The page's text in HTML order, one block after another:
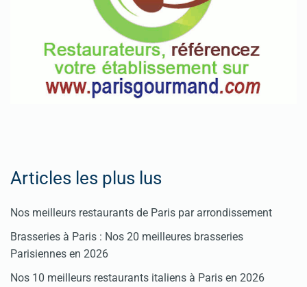
Articles les plus lus
Nos meilleurs restaurants de Paris par arrondissement
Brasseries à Paris : Nos 20 meilleures brasseries
Parisiennes en 2026
Nos 10 meilleurs restaurants italiens à Paris en 2026